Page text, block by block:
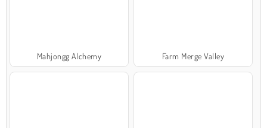
Mahjongg Alchemy Farm Merge Valley